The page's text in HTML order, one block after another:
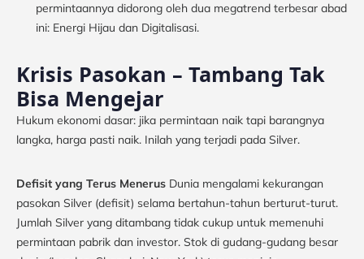
permintaannya didorong oleh dua megatrend terbesar abad
ini: Energi Hijau dan Digitalisasi.
Krisis Pasokan – Tambang Tak
Bisa Mengejar
Hukum ekonomi dasar: jika permintaan naik tapi barangnya
langka, harga pasti naik. Inilah yang terjadi pada Silver.
Defisit yang Terus Menerus Dunia mengalami kekurangan
pasokan Silver (defisit) selama bertahun-tahun berturut-turut.
Jumlah Silver yang ditambang tidak cukup untuk memenuhi
permintaan pabrik dan investor. Stok di gudang-gudang besar